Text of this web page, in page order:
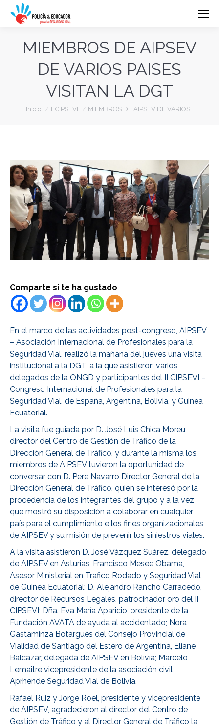
MIEMBROS DE AIPSEV
DE VARIOS PAISES
VISITAN LA DGT
Estás aquí:
Inicio II CIPSEVI MIEMBROS DE AIPSEV DE VARIOS…
Comparte si te ha gustado
En el marco de las actividades post-congreso, AIPSEV
– Asociación Internacional de Profesionales para la
Seguridad Vial, realizó la mañana del jueves una visita
institucional a la DGT, a la que asistieron varios
delegados de la ONGD y participantes del II CIPSEVI –
Congreso Internacional de Profesionales para la
Seguridad Vial, de España, Argentina, Bolivia, y Guinea
Ecuatorial.
La visita fue guiada por D. José Luis Chica Moreu,
director del Centro de Gestión de Tráfico de la
Dirección General de Tráfico, y durante la misma los
miembros de AIPSEV tuvieron la oportunidad de
conversar con D. Pere Navarro Director General de la
Dirección General de Tráfico, quien se interesó por la
procedencia de los integrantes del grupo y a la vez
que mostró su disposición a colaborar en cualquier
país para el cumplimiento e los fines organizacionales
de AIPSEV y su misión de prevenir los siniestros viales.
A la visita asistieron D. José Vázquez Suárez, delegado
de AIPSEV en Asturias, Francisco Mesee Obama,
Asesor Ministerial en Trafico Rodado y Seguridad Vial
de Guinea Ecuatorial; D. Alejandro Rancho Carracedo,
director de Recursos Legales, patrocinador oro del II
CIPSEVI; Dña. Eva María Aparicio, presidente de la
Fundación AVATA de ayuda al accidentado; Nora
Gastaminza Botargues del Consejo Provincial de
Vialidad de Santiago del Estero de Argentina, Eliane
Balcazar, delegada de AIPSEV en Bolivia; Marcelo
Lemaitre vicepresidente de la asociación civil
Aprhende Seguridad Vial de Bolivia.
Rafael Ruiz y Jorge Roel, presidente y vicepresidente
de AIPSEV, agradecieron al director del Centro de
Gestión de Tráfico y al Director General de Tráfico la